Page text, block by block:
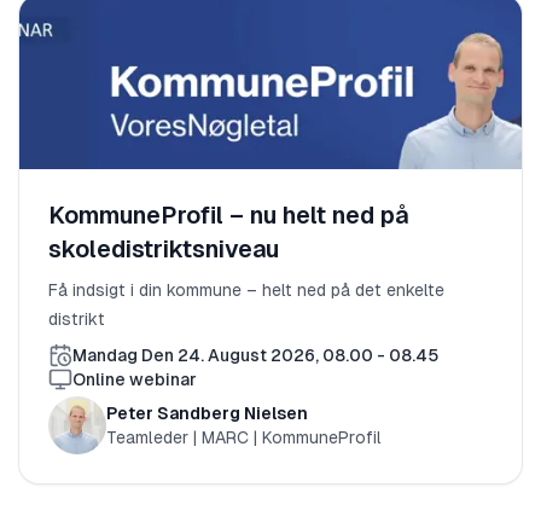
KommuneProfil – nu helt ned på
skoledistriktsniveau
Få indsigt i din kommune – helt ned på det enkelte
distrikt
Mandag Den 24. August 2026, 08.00 - 08.45
Online webinar
Peter Sandberg Nielsen
Teamleder | MARC | KommuneProfil